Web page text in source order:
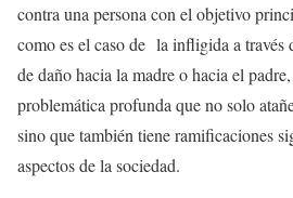
contra una persona con el objetivo
como es el caso de la infligida a través
de daño hacia la madre o hacia el
problemática profunda que no solo
sino que también tiene ramificaciones
aspectos de la sociedad.